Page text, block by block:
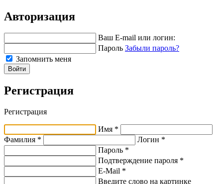
Авторизация
Ваш E-mail или логин:
Пароль Забыли пароль?
Запомнить меня
Войти
Регистрация
Регистрация
Имя *
Фамилия *
Логин *
Пароль *
Подтверждение пароля *
E-Mail *
Введите слово на картинке